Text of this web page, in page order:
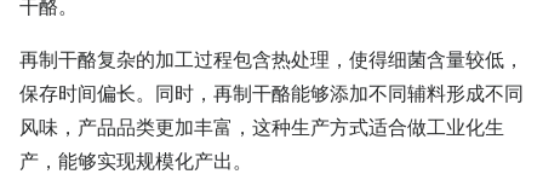
干酪。
再制干酪复杂的加工过程包含热处理，使得细菌含量较低，
保存时间偏长。同时，再制干酪能够添加不同辅料形成不同
风味，产品品类更加丰富，这种生产方式适合做工业化生
产，能够实现规模化产出。